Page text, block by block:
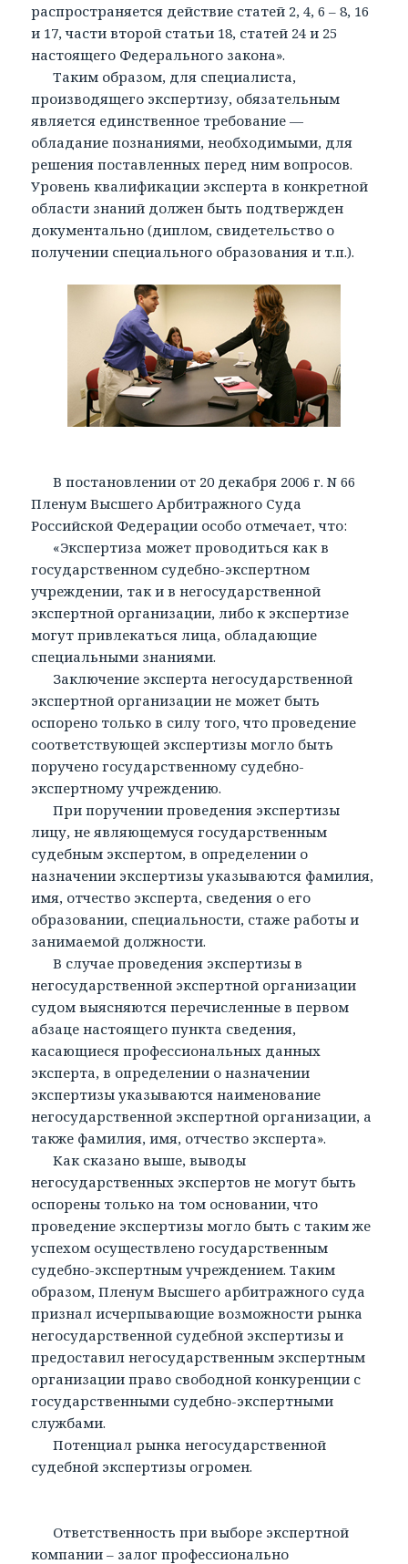
распространяется действие статей 2, 4, 6 – 8, 16
и 17, части второй статьи 18, статей 24 и 25
настоящего Федерального закона».
Таким образом, для специалиста,
производящего экспертизу, обязательным
является единственное требование —
обладание познаниями, необходимыми, для
решения поставленных перед ним вопросов.
Уровень квалификации эксперта в конкретной
области знаний должен быть подтвержден
документально (диплом, свидетельство о
получении специального образования и т.п.).
В постановлении от 20 декабря 2006 г. N 66
Пленум Высшего Арбитражного Суда
Российской Федерации особо отмечает, что:
«Экспертиза может проводиться как в
государственном судебно-экспертном
учреждении, так и в негосударственной
экспертной организации, либо к экспертизе
могут привлекаться лица, обладающие
специальными знаниями.
Заключение эксперта негосударственной
экспертной организации не может быть
оспорено только в силу того, что проведение
соответствующей экспертизы могло быть
поручено государственному судебно-
экспертному учреждению.
При поручении проведения экспертизы
лицу, не являющемуся государственным
судебным экспертом, в определении о
назначении экспертизы указываются фамилия,
имя, отчество эксперта, сведения о его
образовании, специальности, стаже работы и
занимаемой должности.
В случае проведения экспертизы в
негосударственной экспертной организации
судом выясняются перечисленные в первом
абзаце настоящего пункта сведения,
касающиеся профессиональных данных
эксперта, в определении о назначении
экспертизы указываются наименование
негосударственной экспертной организации, а
также фамилия, имя, отчество эксперта».
Как сказано выше, выводы
негосударственных экспертов не могут быть
оспорены только на том основании, что
проведение экспертизы могло быть с таким же
успехом осуществлено государственным
судебно-экспертным учреждением. Таким
образом, Пленум Высшего арбитражного суда
признал исчерпывающие возможности рынка
негосударственной судебной экспертизы и
предоставил негосударственным экспертным
организации право свободной конкуренции с
государственными судебно-экспертными
службами.
Потенциал рынка негосударственной
судебной экспертизы огромен.
Ответственность при выборе экспертной
компании – залог профессионально